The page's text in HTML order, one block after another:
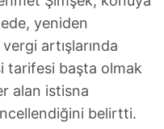
yeniden
artışlarında
tarifesi başta olmak
alan istisna
belirtti.